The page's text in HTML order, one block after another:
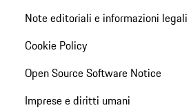
Note editoriali e informazioni legali
Cookie Policy
Open Source Software Notice
Imprese e diritti umani